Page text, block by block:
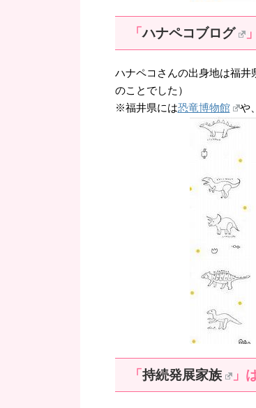
「ハナペコブログ
ハナペコさんの出身地は福井
のことでした）
※福井県には恐竜博物館 や
「 持続発展家族 」